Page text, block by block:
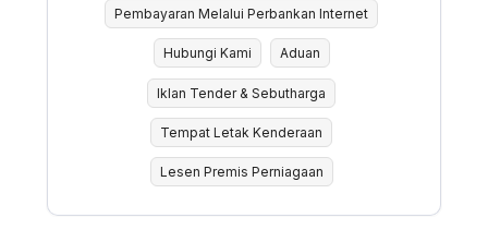
Pembayaran Melalui Perbankan Internet
Hubungi Kami Aduan
Iklan Tender & Sebutharga
Tempat Letak Kenderaan
Lesen Premis Perniagaan